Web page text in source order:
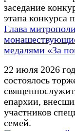
заседание
этапа конкурса
Глава
медалями «За
22 июля 2026
состоялось
епархии,
участников
семей.